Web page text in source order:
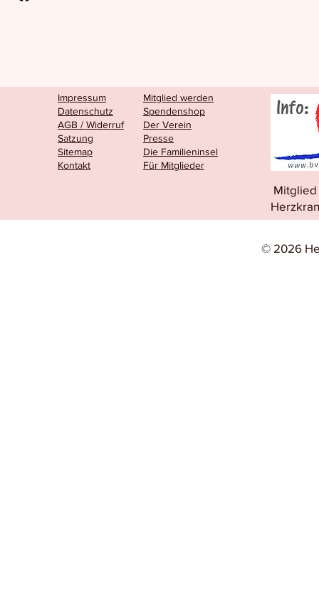
Impressum
Datenschutz
AGB / Widerruf
Satzung
Sitemap
Kontakt
Mitglied werden
Spendenshop
Der Verein
Presse
Die Familieninsel
Für Mitglieder
© 2026